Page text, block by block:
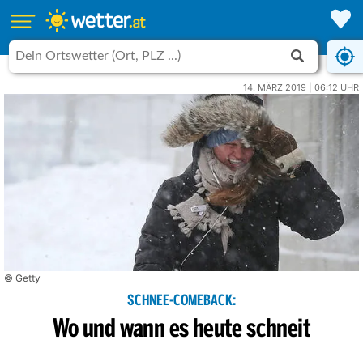
14. MÄRZ 2019 | 06:12 UHR
© Getty
SCHNEE-COMEBACK:
Wo und wann es heute schneit